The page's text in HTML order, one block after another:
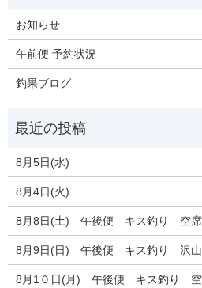
お知らせ
午前便 予約状況
釣果ブログ
8月5日(水)
8月4日(火)
8月8日(土) 午後便 キス釣り 空席
8月9日(日) 午後便 キス釣り 沢山
8月1０日(月) 午後便 キス釣り 空